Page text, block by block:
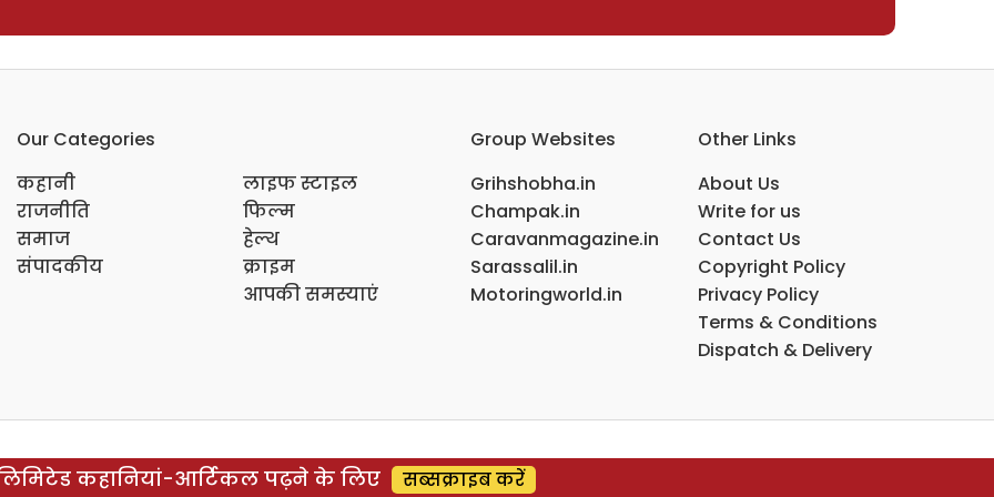
Our Categories
कहानी
राजनीति
समाज
संपादकीय
लाइफ स्टाइल
फिल्म
हेल्थ
क्राइम
आपकी समस्याएं
Group Websites
Grihshobha.in
Champak.in
Caravanmagazine.in
Sarassalil.in
Motoringworld.in
Other Links
About Us
Write for us
Contact Us
Copyright Policy
Privacy Policy
Terms & Conditions
Dispatch & Delivery
कहानियां-आर्टिकल पढ़ने के लिए सब्सक्राइब करें